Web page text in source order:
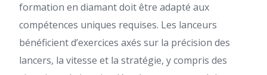
formation en diamant doit être adapté aux
compétences uniques requises. Les lanceurs
bénéficient d’exercices axés sur la précision des
lancers, la vitesse et la stratégie, y compris des